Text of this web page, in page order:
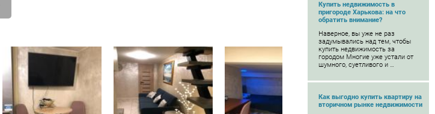
Купить недвижимость в
пригороде Харькова: на что
обратить внимание?
Наверное, вы уже не раз
задумывались над тем, чтобы
купить недвижимость за
городом Многие уже устали от
шумного, суетливого и …
Как выгодно купить квартиру на
вторичном рынке недвижимости